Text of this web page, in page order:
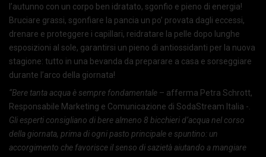
l’autunno con un corpo ben idratato, sgonfio e pieno di energia!
Bruciare grassi, sgonfiare la pancia un po’ provata dagli eccessi,
drenare e proteggere i capillari, reidratare la pelle dopo lunghe
esposizioni al sole, garantirsi un pieno di antiossidanti per la nuova
stagione: tutto in una bevanda da preparare a casa e sorseggiare
durante l’arco della giornata!
“Bere tanta acqua è sempre fondamentale – afferma Petra Schrott,
Responsabile Marketing e Comunicazione di SodaStream Italia -.
Gli esperti consigliano di bere almeno 8 bicchieri d’acqua nel corso
della giornata, prima di ogni pasto principale e spuntino: un
accorgimento che favorisce il senso di sazietà aiutando a mangiare